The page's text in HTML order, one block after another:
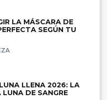
LA MÁSCARA DE
SEGÚN TU
LLENA 2026: LA
LUNA DE SANGRE